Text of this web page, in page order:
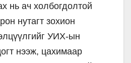
нь ач холбогдолтой
нутагт зохион
УИХ-ын
нээж, цахимаар